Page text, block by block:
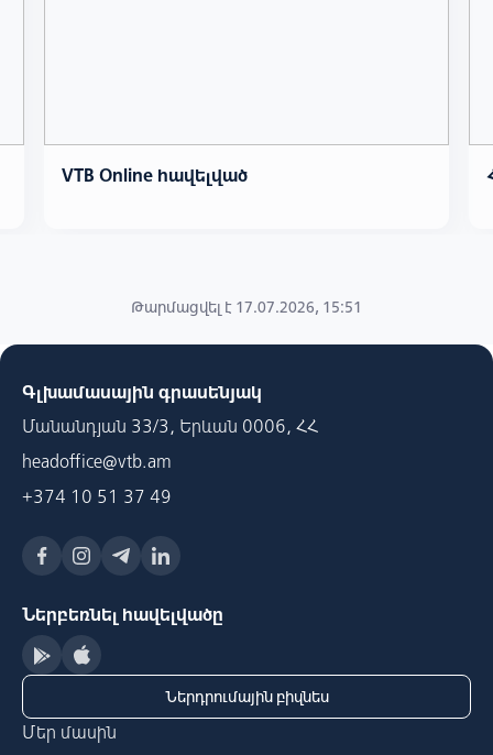
VTB Online հավելված
Թարմացվել է 17.07.2026, 15:51
Գլխամասային գրասենյակ
Մանանդյան 33/3, Երևան 0006, ՀՀ
headoffice@vtb.am
+374 10 51 37 49
Ներբեռնել հավելվածը
Ներդրումային բիզնես
Մեր մասին